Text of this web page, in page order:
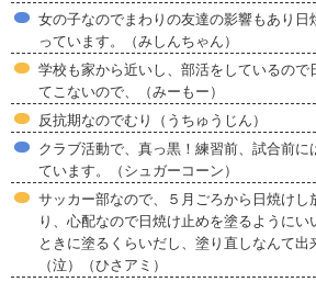
女の子なのでまわりの友達の影響もあり日
っています。（みしんちゃん）
学校も家から近いし、部活をしているので
てこないので、（みーもー）
反抗期なのでむり（うちゅうじん）
クラブ活動で、真っ黒！練習前、試合前に
ています。（シュガーコーン）
サッカー部なので、５月ごろから日焼けし
り、心配なので日焼け止めを塗るようにい
ときに塗るくらいだし、塗り直しなんて出
（泣）（ひさアミ）